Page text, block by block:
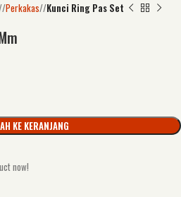
Perkakas/ Kunci Ring Pas Set
KE KERANJANG
now!